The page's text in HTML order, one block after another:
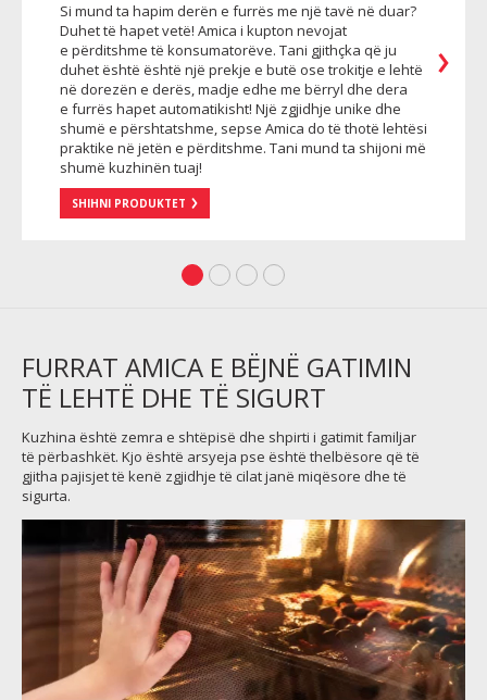
Si mund ta hapim derën e furrës me një tavë në duar?
Duhet të hapet vetë! Amica i kupton nevojat
e përditshme të konsumatorëve. Tani gjithçka që ju
duhet është është një prekje e butë ose trokitje e lehtë
në dorezën e derës, madje edhe me bërryl dhe dera
e furrës hapet automatikisht! Një zgjidhje unike dhe
shumë e përshtatshme, sepse Amica do të thotë lehtësi
praktike në jetën e përditshme. Tani mund ta shijoni më
shumë kuzhinën tuaj!
SHIHNI PRODUKTET
FURRAT AMICA E BËJNË GATIMIN
TË LEHTË DHE TË SIGURT
Kuzhina është zemra e shtëpisë dhe shpirti i gatimit familjar
të përbashkët. Kjo është arsyeja pse është thelbësore që të
gjitha pajisjet të kenë zgjidhje të cilat janë miqësore dhe të
sigurta.